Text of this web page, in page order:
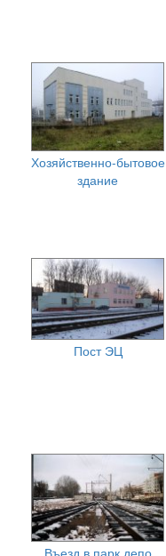
Хозяйственно-бытовое
здание
Пост ЭЦ
Въезд в парк депо